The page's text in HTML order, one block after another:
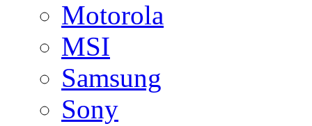
Motorola
MSI
Samsung
Sony